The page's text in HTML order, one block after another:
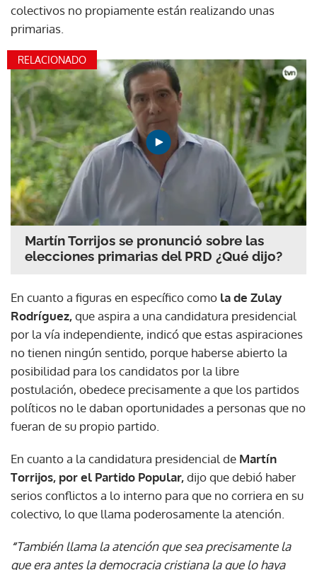
colectivos no propiamente están realizando unas
primarias.
RELACIONADO
Martín Torrijos se pronunció sobre las
elecciones primarias del PRD ¿Qué dijo?
En cuanto a figuras en específico como la de Zulay
Rodríguez,que aspira a una candidatura presidencial
por la vía independiente, indicó que estas aspiraciones
no tienen ningún sentido, porque haberse abierto la
posibilidad para los candidatos por la libre
postulación, obedece precisamente a que los partidos
políticos no le daban oportunidades a personas que no
fueran de su propio partido.
En cuanto a la candidatura presidencial de Martín
Torrijos, por el Partido Popular,dijo que debió haber
serios conflictos a lo interno para que no corriera en su
colectivo, lo que llama poderosamente la atención.
“También llama la atención que sea precisamente la
que era antes la democracia cristiana la que lo haya